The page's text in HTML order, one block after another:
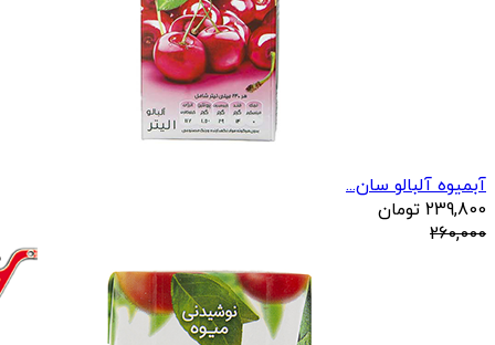
آبمیوه آلبالو سان...
239,800 تومان
260,000